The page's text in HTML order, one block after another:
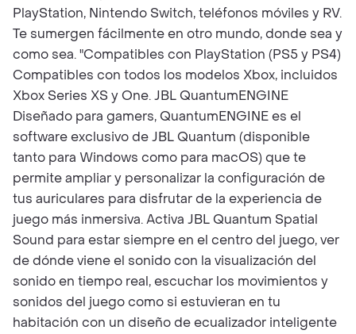
PlayStation, Nintendo Switch, teléfonos móviles y RV.
Te sumergen fácilmente en otro mundo, donde sea y
como sea. "Compatibles con PlayStation (PS5 y PS4)
Compatibles con todos los modelos Xbox, incluidos
Xbox Series XS y One. JBL QuantumENGINE
Diseñado para gamers, QuantumENGINE es el
software exclusivo de JBL Quantum (disponible
tanto para Windows como para macOS) que te
permite ampliar y personalizar la configuración de
tus auriculares para disfrutar de la experiencia de
juego más inmersiva. Activa JBL Quantum Spatial
Sound para estar siempre en el centro del juego, ver
de dónde viene el sonido con la visualización del
sonido en tiempo real, escuchar los movimientos y
sonidos del juego como si estuvieran en tu
habitación con un diseño de ecualizador inteligente